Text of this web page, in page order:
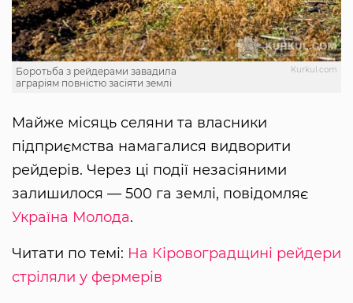
Kurkul.com
Боротьба з рейдерами завадила
аграріям повністю засіяти землі
Майже місяць селяни та власники
підприємства намагалися видворити
рейдерів. Через ці події незасіяними
залишилося — 500 га землі, повідомляє
Україна Молода.
Читати по темі: На Кіровоградщині рейдери
стріляли у фермерів